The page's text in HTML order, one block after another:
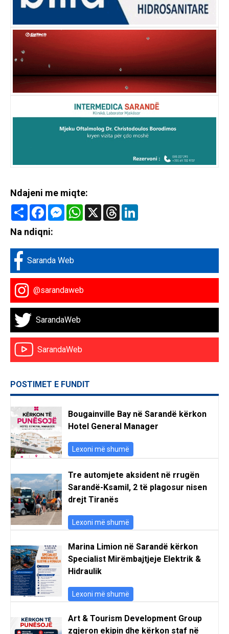
Ndajeni me miqte:
Share FacebookMessenger
WhatsApp
X Threads
Na ndiqni:
Saranda Web
@sarandaweb
SarandaWeb
SarandaWeb
POSTIMET E FUNDIT
Bougainville Bay në Sarandë kërkon
Hotel General Manager
Lexoni më shumë
Tre automjete aksident në rrugën
Sarandë-Ksamil, 2 të plagosur nisen
drejt Tiranës
Lexoni më shumë
Marina Limion në Sarandë kërkon
Specialist Mirëmbajtjeje Elektrik &
Hidraulik
Lexoni më shumë
Art & Tourism Development Group
zgjeron ekipin dhe kërkon staf në